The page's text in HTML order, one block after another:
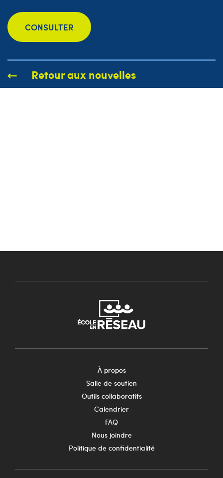
CONSULTER
Retour aux nouvelles
À propos
Salle de soutien
Outils collaboratifs
Calendrier
FAQ
Nous joindre
Politique de confidentialité